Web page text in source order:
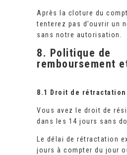
Après la cloture du
tenterez pas d’ouvrir un
sans notre autorisation.
8. Politique de
remboursement
8.1 Droit de rétractation
Vous avez le droit de
dans les 14 jours sans
Le délai de rétractation
jours à compter du jour